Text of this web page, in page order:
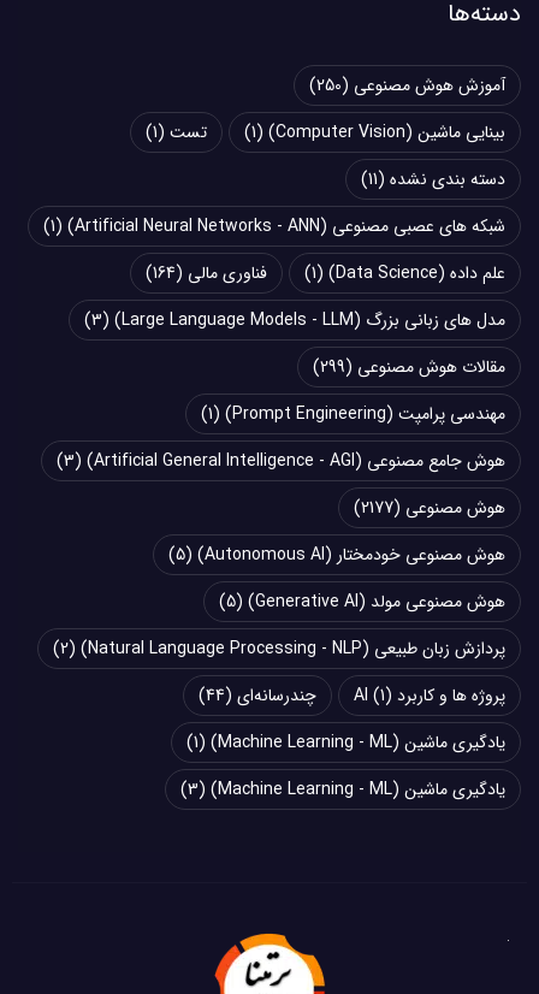
دسته‌ها
آموزش هوش مصنوعی (250)
بینایی ماشین (Computer Vision)
(1) تست (1)
دسته بندی نشده (11)
شبکه های عصبی مصنوعی (Artificial Neural Networks - ANN)
(1)
علم داده (Data Science)
(1) فناوری مالی (164)
مدل های زبانی بزرگ (Large Language Models - LLM)
(3)
مقالات هوش مصنوعی (299)
مهندسی پرامپت (Prompt Engineering)
(1)
هوش جامع مصنوعی (Artificial General Intelligence - AGI)
(3)
هوش مصنوعی (2177)
هوش مصنوعی خودمختار (Autonomous AI)
(5)
هوش مصنوعی مولد (Generative AI)
(5)
پردازش زبان طبیعی (Natural Language Processing - NLP)
(2)
پروژه ها و کاربرد AI (1) چند‌‌رسانه‌ای (44)
یادگیری ماشین (Machine Learning - ML)
(1)
یادگیری ماشین (Machine Learning - ML)
(3)